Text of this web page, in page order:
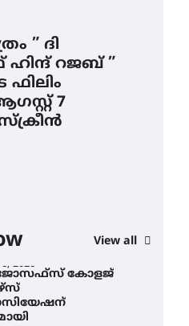
” ദി
റജബ് ”
7
View all
മീറ്റർ മഴ ലഭിച്ചു
2026
നിന്നും
– ഇരിങ്ങാലക്കുട
ആതിര എം കെ
പ്രതിസന്ധികളോട്
2026
ചിത്രം ” ദി
2026
ജോസഫ്സ് കോളജ്